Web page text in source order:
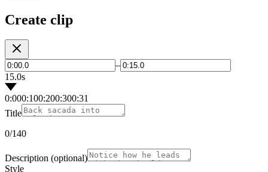
Create clip
–
15.0s
0:000:100:200:300:31
Title
0/140
Description (optional)
Style